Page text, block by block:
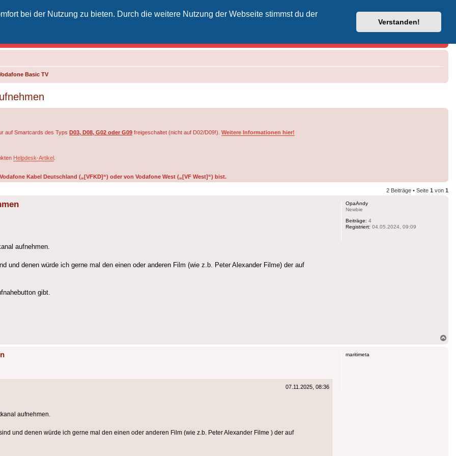
bei der Nutzung zu bieten. Durch die weitere Nutzung der Webseite stimmst du der
Verstanden!
Vodafone-Kabel-Helpdesk
Basic TV
auf Smartcards des Typs D03, D08, G02 oder G09 freigeschaltet (nicht auf D02/D09!). Weitere Informationen hier!
Helpdesk-Artikel
Kabel Deutschland („[VFKD]“) oder von Vodafone West („[VF West]“) bist.
2 Beiträge • Seite 1 von 1
OpaAndy
Newbie
Beiträge: 4
Registriert: 04.05.2024, 09:09
aufnehmen.
und denen würde ich gerne mal den einen oder anderen Film (wie z.b. Peter Alexander Filme) der auf
gibt.
maritimeta
07.11.2025, 08:36
aufnehmen.
und denen würde ich gerne mal den einen oder anderen Film (wie z.b. Peter Alexander Filme ) der auf